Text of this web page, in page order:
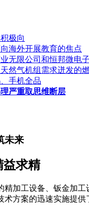
极向
海外开展教育的焦点
无限公司和恒邦微电
然气机组需求迸发的
手机全品
严重取思维断层
未来
益求精
精加工设备、钣金加工
术方案的迅速实施提供